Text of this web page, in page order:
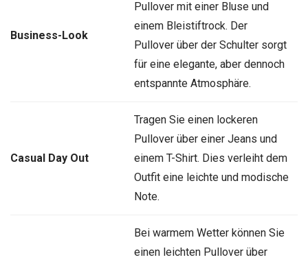
Business-Look
Pullover mit einer Bluse und
einem Bleistiftrock. Der
Pullover über der Schulter sorgt
für eine elegante, aber dennoch
entspannte Atmosphäre.
Casual Day Out
Tragen Sie einen lockeren
Pullover über einer Jeans und
einem T-Shirt. Dies verleiht dem
Outfit eine leichte und modische
Note.
Bei warmem Wetter können Sie
einen leichten Pullover über